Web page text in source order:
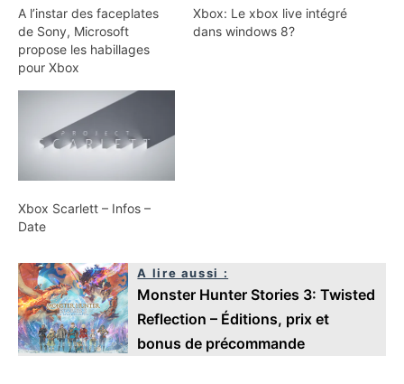
A l’instar des faceplates
de Sony, Microsoft
propose les habillages
pour Xbox
Xbox: Le xbox live intégré
dans windows 8?
Xbox Scarlett – Infos –
Date
A lire aussi :
Monster Hunter Stories 3: Twisted
Reflection – Éditions, prix et
bonus de précommande